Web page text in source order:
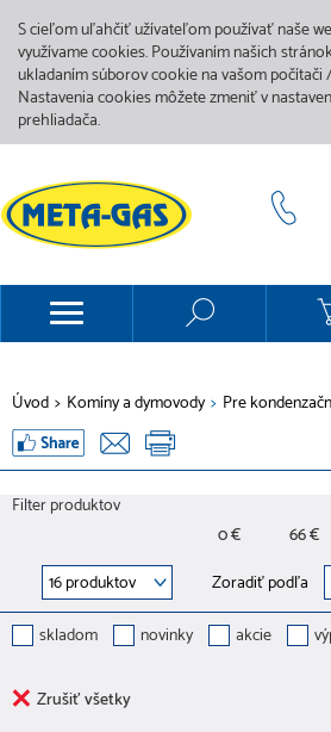
S cieľom uľahčiť užívateľom používať naše
využívame cookies. Používaním našich
ukladaním súborov cookie na vašom počítači
Nastavenia cookies môžete zmeniť v
prehliadača.
Úvod > Komíny a dymovody > Pre
Filter produktov
0 €
66 €
Zoradiť podľa
skladom
novinky akcie
Zrušiť všetky